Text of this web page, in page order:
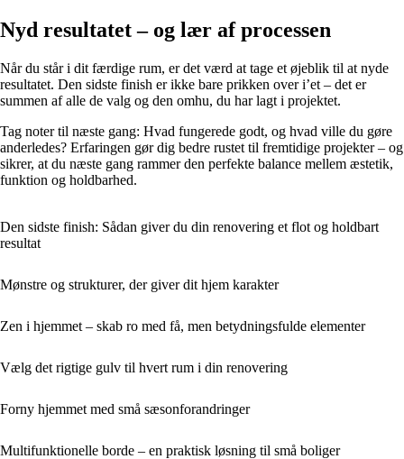
Nyd resultatet – og lær af processen
Når du står i dit færdige rum, er det værd at tage et øjeblik til at nyde
resultatet. Den sidste finish er ikke bare prikken over i’et – det er
summen af alle de valg og den omhu, du har lagt i projektet.
Tag noter til næste gang: Hvad fungerede godt, og hvad ville du gøre
anderledes? Erfaringen gør dig bedre rustet til fremtidige projekter – og
sikrer, at du næste gang rammer den perfekte balance mellem æstetik,
funktion og holdbarhed.
Den sidste finish: Sådan giver du din renovering et flot og holdbart
resultat
Mønstre og strukturer, der giver dit hjem karakter
Zen i hjemmet – skab ro med få, men betydningsfulde elementer
Vælg det rigtige gulv til hvert rum i din renovering
Forny hjemmet med små sæsonforandringer
Multifunktionelle borde – en praktisk løsning til små boliger